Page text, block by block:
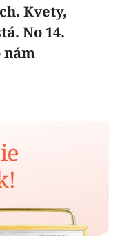
Kvety,
No 14.
nám